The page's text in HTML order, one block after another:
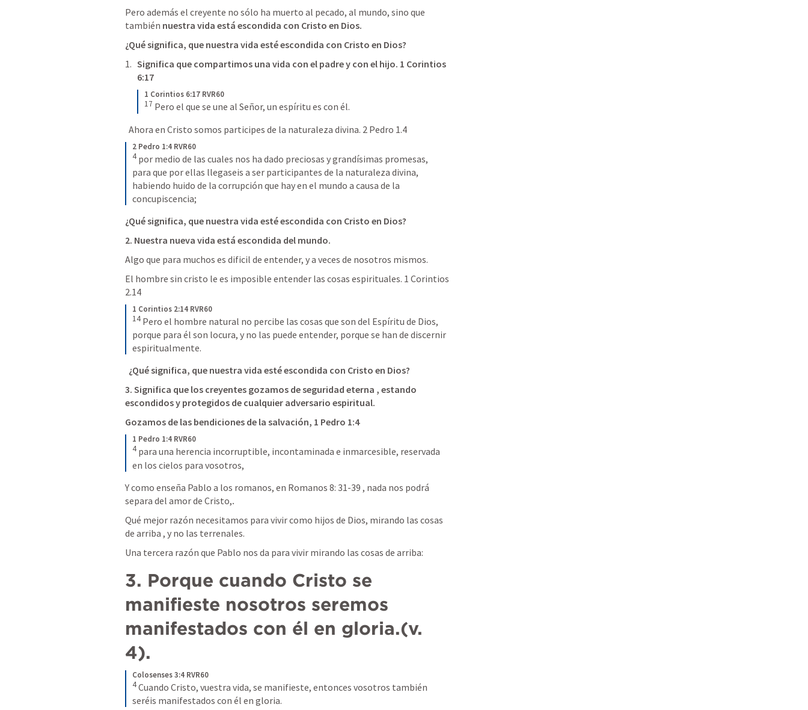
Pero además el creyente no sólo ha muerto al pecado, al mundo, sino que
también nuestra vida está escondida con Cristo en Dios.
¿Qué significa, que nuestra vida esté escondida con Cristo en Dios?
Significa que compartimos una vida con el padre y con el hijo. 1 Corintios
6:17
1 Corintios 6:17 RVR60
17 Pero el que se une al Señor, un espíritu es con él.
  Ahora en Cristo somos participes de la naturaleza divina.
2 Pedro 1.4
2 Pedro 1:4 RVR60
4 por medio de las cuales nos ha dado preciosas y grandísimas promesas,
para que por ellas llegaseis a ser participantes de la naturaleza divina,
habiendo huido de la corrupción que hay en el mundo a causa de la
concupiscencia;
¿Qué significa, que nuestra vida esté escondida con Cristo en Dios?
2. Nuestra nueva vida está escondida del mundo.
Algo que para muchos es dificil de entender, y a veces de nosotros mismos.
El hombre sin cristo le es imposible entender las cosas espirituales. 1 Corintios
2.14
1 Corintios 2:14 RVR60
14 Pero el hombre natural no percibe las cosas que son del Espíritu de Dios,
porque para él son locura, y no las puede entender, porque se han de discernir
espiritualmente.
¿Qué significa, que nuestra vida esté escondida con Cristo en Dios?
3. Significa que los creyentes gozamos de seguridad eterna , estando
escondidos y protegidos de cualquier adversario espiritual.
Gozamos de las bendiciones de la salvación, 1 Pedro 1:4
1 Pedro 1:4 RVR60
4 para una herencia incorruptible, incontaminada e inmarcesible, reservada
en los cielos para vosotros,
Y como enseña Pablo a los romanos, en Romanos 8: 31-39 , nada nos podrá
separa del amor de Cristo,.
Qué mejor razón necesitamos para vivir como hijos de Dios, mirando las cosas
de arriba , y no las terrenales.
Una tercera razón que Pablo nos da para vivir mirando las cosas de arriba:
3. Porque cuando Cristo se
manifieste nosotros seremos
manifestados con él en gloria.(v.
4).
Colosenses 3:4 RVR60
4Cuando Cristo, vuestra vida, se manifieste, entonces vosotros también
seréis manifestados con él en gloria.